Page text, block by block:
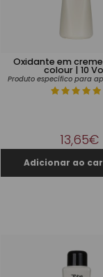
Oxidante em
colour | 10
13,65€